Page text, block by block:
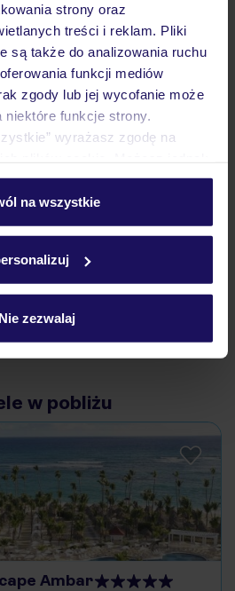
strony oraz
treści i reklam. Pliki
są także do analizowania ruchu
funkcji mediów
zgody lub jej wycofanie może
niektóre funkcje strony.
wyrażasz zgodę na
wchodząc w zakładkę
o plikach cookie znajdziesz
na wszystkie
Nie zezwalaj
pytania
zgłaszającą?
otrzymam karty
więcej
w pobliżu
Ambar